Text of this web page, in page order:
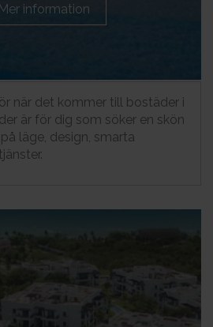
Mer information
när det kommer till bostäder i
är för dig som söker en skön
läge, design, smarta